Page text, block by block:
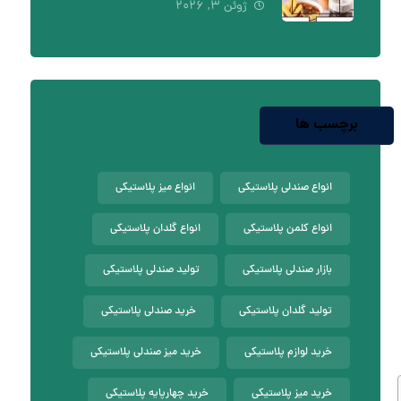
ژوئن ۳, ۲۰۲۶
برچسب ها
انواع صندلی پلاستیکی انواع میز پلاستیکی
انواع کلمن پلاستیکی انواع گلدان پلاستیکی
بازار صندلی پلاستیکی تولید صندلی پلاستیکی
تولید گلدان پلاستیکی خرید صندلی پلاستیکی
خرید لوازم پلاستیکی خرید میز صندلی پلاستیکی
خرید میز پلاستیکی خرید چهارپایه پلاستیکی